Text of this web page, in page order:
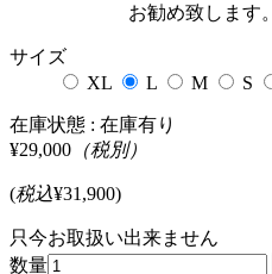
お勧め致します。
サイズ
XL
L M S
在庫状態 : 在庫有り
¥29,000 （税別）
(税込¥31,900)
只今お取扱い出来ません
数量